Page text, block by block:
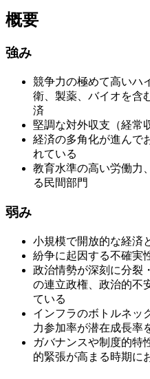
概要
強み
競争力の極めて高いハ
衛、製薬、バイオを含
済
堅調な対外収支（経常
経済の多角化が進んで
れている
教育水準の高い労働力
る民間部門
弱み
小規模で開放的な経済
紛争に起因する不確実
政治情勢が深刻に分裂
の連立政権、政治的不
ている
インフラのボトルネッ
力参加率が潜在成長率
ガバナンスや制度的特
的緊張が高まる時期に